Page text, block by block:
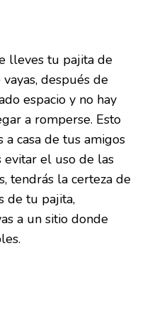
lleves tu pajita de
después de
espacio y no hay
a romperse. Esto
a casa de tus amigos
evitar el uso de las
tendrás la certeza de
de tu pajita,
a un sitio donde